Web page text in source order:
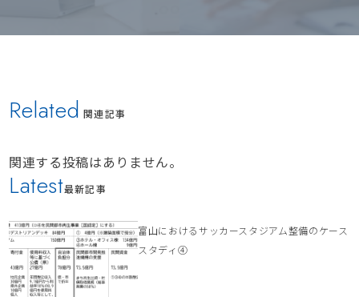
Related 関連記事
関連する投稿はありません。
Latest最新記事
富山におけるサッカースタジアム整備のケース
スタディ④